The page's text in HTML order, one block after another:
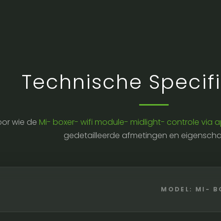
Technische
wie de Mi- boxer- wifi module- midlight- controle via
gedetailleerde afmetingen en
MODEL: MI-